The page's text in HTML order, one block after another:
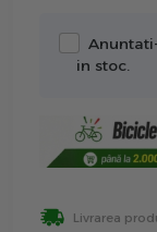
in stoc.
Livrarea